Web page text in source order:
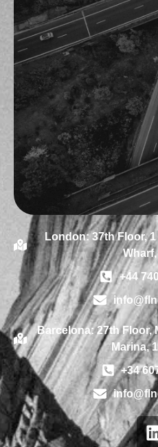
London: 37th Floor,
+44
Barcelona: 27th Floor,
Marina,
+34